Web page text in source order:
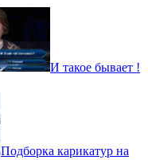
И такое бывает !
Подборка карикатур на